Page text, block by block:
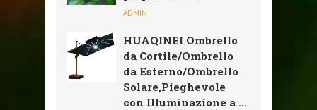
ADMIN
HUAQINEI Ombrello
da Cortile/Ombrello
da Esterno/Ombrello
Solare,Pieghevole
con Illuminazione a ...